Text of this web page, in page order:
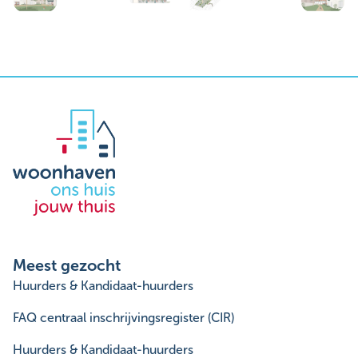
Meest gezocht
Huurders & Kandidaat-huurders
FAQ centraal inschrijvingsregister (CIR)
Huurders & Kandidaat-huurders